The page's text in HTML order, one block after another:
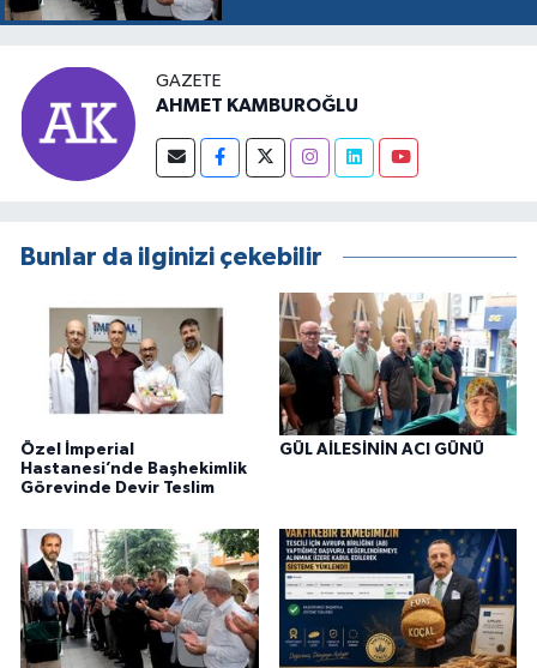
GAZETE
AHMET KAMBUROĞLU
Bunlar da ilginizi çekebilir
Özel İmperial
Hastanesi’nde Başhekimlik
Görevinde Devir Teslim
GÜL AİLESİNİN ACI GÜNÜ